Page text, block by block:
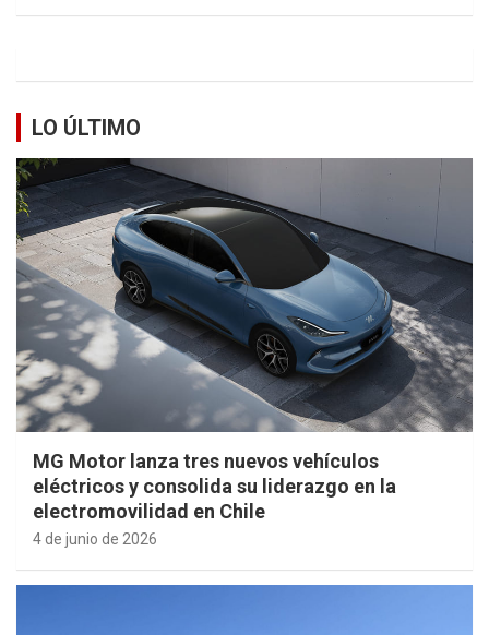
LO ÚLTIMO
MG Motor lanza tres nuevos vehículos
eléctricos y consolida su liderazgo en la
electromovilidad en Chile
4 de junio de 2026